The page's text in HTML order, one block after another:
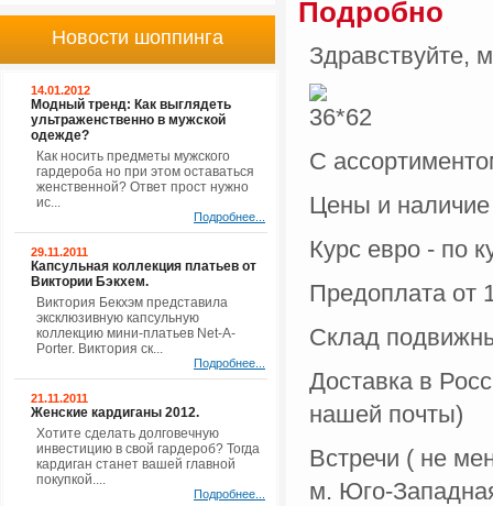
Подробно
Здравствуйте,
С
Цены и
Курс евро - по
Предоплата от
Склад
Доставка в
нашей почты)
Встречи ( не
м. Юго-
Новости шоппинга
14.01.2012
Модный тренд: Как выглядеть
ультраженственно в мужской
одежде?
Как носить предметы мужского
гардероба но при этом оставаться
женственной? Ответ прост нужно
ис...
Подробнее...
29.11.2011
Капсульная коллекция платьев от
Виктории Бэкхем.
Виктория Бекхэм представила
эксклюзивную капсульную
коллекцию мини-платьев Net-A-
Porter. Виктория ск...
Подробнее...
21.11.2011
Женские кардиганы 2012.
Хотите сделать долговечную
инвестицию в свой гардероб? Тогда
кардиган станет вашей главной
покупкой....
Подробнее...